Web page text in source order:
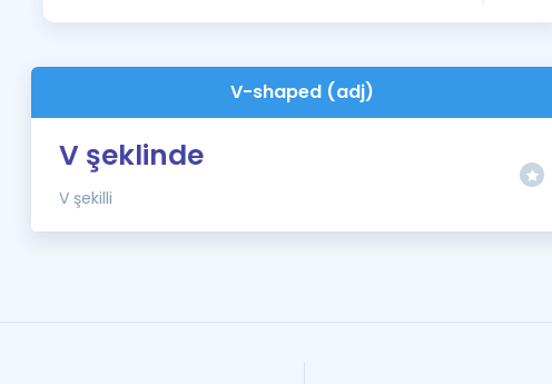
İngilizce
V-shaped (adj)
V şeklinde
V şekilli